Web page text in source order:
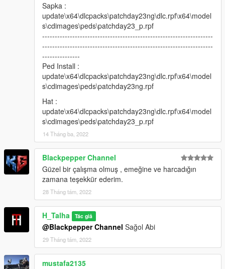
Sapka :
update\x64\dlcpacks\patchday23ng\dlc.rpf\x64\model
s\cdimages\peds\patchday23_p.rpf
--------------------------------------------------------------------
--------------------------------------------------------------------
---------------
Ped Install :
update\x64\dlcpacks\patchday23ng\dlc.rpf\x64\model
s\cdimages\peds\patchday23ng.rpf
Hat :
update\x64\dlcpacks\patchday23ng\dlc.rpf\x64\model
s\cdimages\peds\patchday23_p.rpf
14 Tháng ba, 2022
Blackpepper Channel
Güzel bir çalışma olmuş , emeğine ve harcadığın
zamana teşekkür ederim.
28 Tháng tám, 2022
H_Talha Tác giả
@Blackpepper Channel Sağol Abi
29 Tháng tám, 2022
mustafa2135